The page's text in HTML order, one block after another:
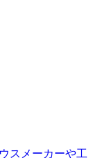
スメーカーや工